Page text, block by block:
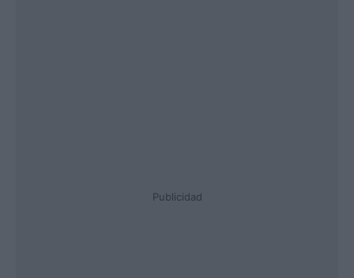
Publicidad